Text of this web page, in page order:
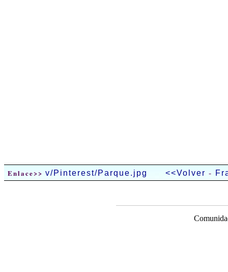
Enlace>> v/Pinterest/Parque.jpg <<Volver -